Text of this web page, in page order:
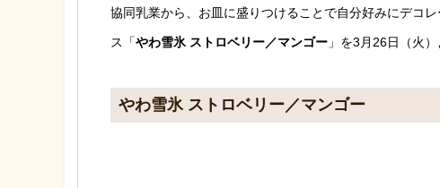
協同乳業から、お皿に盛りつけることで自分好みにデコ
ス「やわ雪氷 ストロベリー／マンゴー 」を3月26日（火
やわ雪氷 ストロベリー／マンゴー